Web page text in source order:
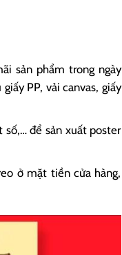
sản phẩm trong ngày
PP, vải canvas, giấy
số,… để sản xuất poster
ở mặt tiền cửa hàng,